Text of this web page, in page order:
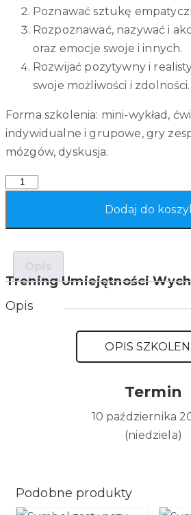
Poznawać sztukę
Rozpoznawać, nazywać i
oraz emocje swoje i innych.
Rozwijać pozytywny i
swoje możliwości i zdolności.
Forma szkolenia: mini-wykład,
indywidualne i grupowe, gry
mózgów, dyskusja.
Quantity
Dodaj do
Opis
Opis
Trening Umiejętności
OPIS
Termin
10 października
(niedziela)
Podobne produkty